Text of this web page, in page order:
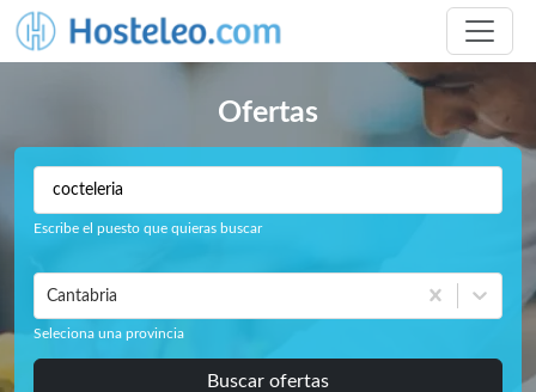
Ofertas
Escribe el puesto que quieras buscar
Cantabria
Seleciona una provincia
Buscar ofertas